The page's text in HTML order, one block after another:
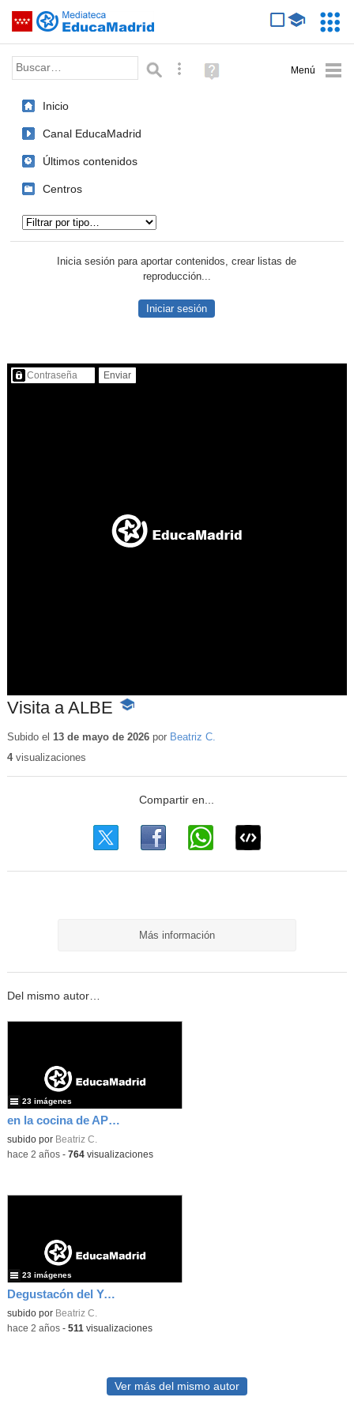
Saltar navegación
Palabra o frase: Búsqueda avanzada
Ayuda
(en
Inicio
Canal EducaMadrid
Últimos contenidos
Centros
Inicia sesión para aportar contenidos, crear listas de
reproducción...
Iniciar sesión
Contenido protegido…
Visita a ALBE
-
educativo
Subido el 13 de mayo de 2026por Beatriz C.
4visualizaciones
Más información
Del mismo autor…
en la cocina de APD, producción del yogurt City home made
subido por Beatriz C.
23 imágenes
-hace 2 años- 764visualizaciones
Degustacón del Yogurt
subido por Beatriz C.
23 imágenes
-hace 2 años- 511visualizaciones
Ver más del mismo autor